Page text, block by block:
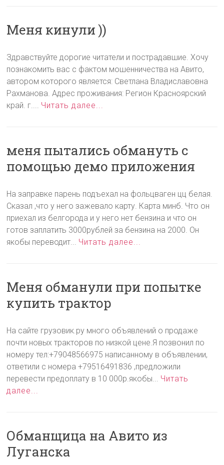
Меня кинули ))
Здравствуйте дорогие читатели и пострадавшие. Хочу
познакомить вас с фактом мошенничества на Авито,
автором которого является: Светлана Владиславовна
Рахманова. Адрес проживания: Регион Красноярский
край. г.... Читать далее...
меня пытались обмануть с
помощью демо приложения
На заправке парень подъехал на фольцваген цц белая.
Сказал ,что у него зажевало карту. Карта минб. Что он
приехал из белгорода и у него нет бензина и что он
готов заплатить 3000рублей за бензина на 2000. Он
якобы переводит... Читать далее...
Меня обманули при попытке
купить трактор
На сайте грузовик.ру много объявлений о продаже
почти новых тракторов по низкой цене.Я позвонил по
номеру тел:+79048566975 написанному в объявлении,
ответили с номера +79516491836 ,предложили
перевести предоплату в 10 000р.якобы... Читать
далее...
Обманщица на Авито из
Луганска